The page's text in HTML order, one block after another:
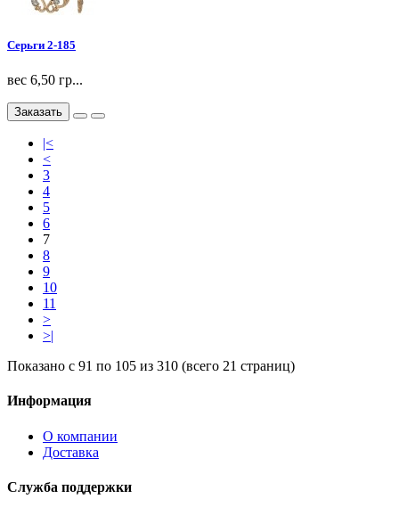
Серьги 2-185
вес 6,50 гр...
Заказать
|<
<
3
4
5
6
7
8
9
10
11
>
>|
Показано с 91 по 105 из 310 (всего 21 страниц)
Информация
О компании
Доставка
Служба поддержки